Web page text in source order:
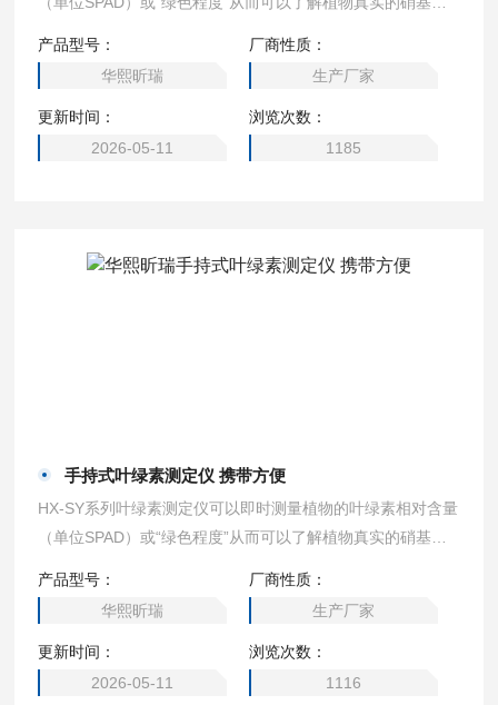
氮肥。 手持式叶绿素测定仪 操作简单
产品型号：
华熙昕瑞
厂商性质：
生产厂家
更新时间：
2026-05-11
浏览次数：
1185
手持式叶绿素测定仪 携带方便
HX-SY系列叶绿素测定仪可以即时测量植物的叶绿素相对含量
（单位SPAD）或“绿色程度”从而可以了解植物真实的硝基需
氮肥。 手持式叶绿素测定仪 携带方便
产品型号：
华熙昕瑞
厂商性质：
生产厂家
更新时间：
2026-05-11
浏览次数：
1116